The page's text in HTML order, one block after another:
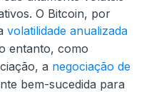
O Bitcoin, por
volatilidade anualizada
entanto, como
a negociação de
bem-sucedida para